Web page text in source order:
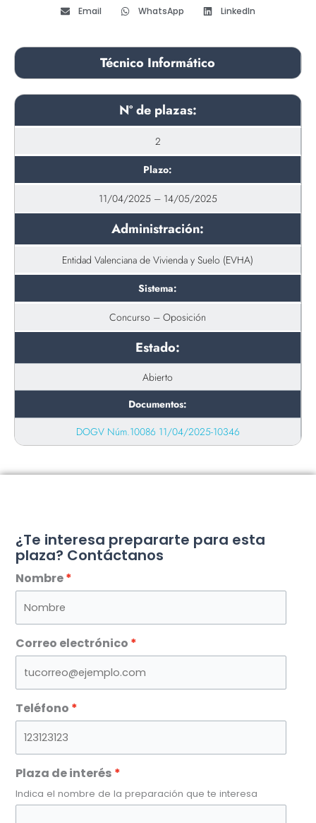
Email WhatsApp LinkedIn
Técnico Informático
Nº de plazas:
2
Plazo:
11/04/2025 – 14/05/2025
Administración:
Entidad Valenciana de Vivienda y Suelo (EVHA)
Sistema:
Concurso – Oposición
Estado:
Abierto
Documentos:
DOGV Núm.10086 11/04/2025-10346
¿Te interesa prepararte para esta
plaza? Contáctanos
Nombre
Correo electrónico
Teléfono
Plaza de interés
Indica el nombre de la preparación que te interesa